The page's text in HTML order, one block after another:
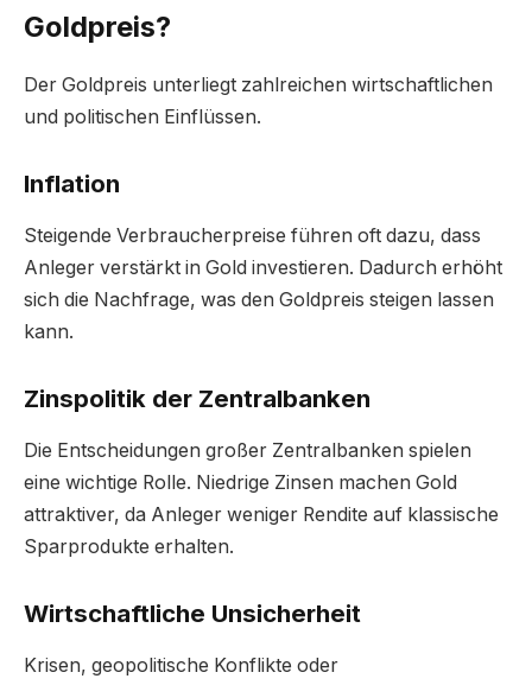
Goldpreis?
Der Goldpreis unterliegt zahlreichen wirtschaftlichen
und politischen Einflüssen.
Inflation
Steigende Verbraucherpreise führen oft dazu, dass
Anleger verstärkt in Gold investieren. Dadurch erhöht
sich die Nachfrage, was den Goldpreis steigen lassen
kann.
Zinspolitik der Zentralbanken
Die Entscheidungen großer Zentralbanken spielen
eine wichtige Rolle. Niedrige Zinsen machen Gold
attraktiver, da Anleger weniger Rendite auf klassische
Sparprodukte erhalten.
Wirtschaftliche Unsicherheit
Krisen, geopolitische Konflikte oder